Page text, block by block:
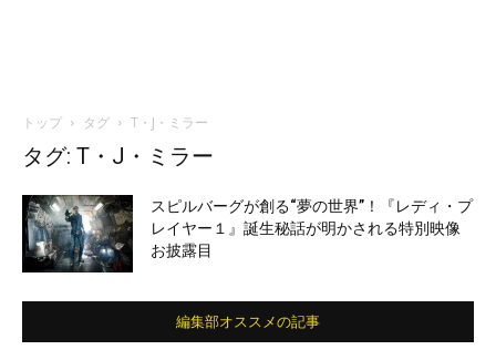
トップ タグ T・J・ミラー
タグ: T・J・ミラー
スピルバーグが創る“夢の世界”！『レディ・プ
レイヤー１』誕生秘話が明かされる特別映像
お披露目
編集部オススメの記事